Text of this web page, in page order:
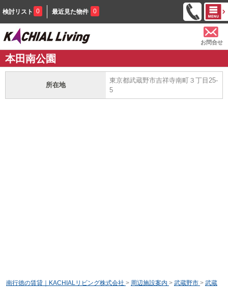
検討リスト 0 最近見た物件 0
お問合せ
本田南公園
所在地
東京都武蔵野市吉祥寺南町３丁目25-
5
南行徳の賃貸｜KACHIALリビング株式会社 > 周辺施設案内 > 武蔵野市 > 武蔵